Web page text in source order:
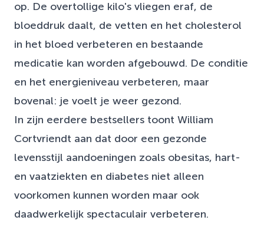
op. De overtollige kilo's vliegen eraf, de
bloeddruk daalt, de vetten en het cholesterol
in het bloed verbeteren en bestaande
medicatie kan worden afgebouwd. De conditie
en het energieniveau verbeteren, maar
bovenal: je voelt je weer gezond.
In zijn eerdere bestsellers toont William
Cortvriendt aan dat door een gezonde
levensstijl aandoeningen zoals obesitas, hart-
en vaatziekten en diabetes niet alleen
voorkomen kunnen worden maar ook
daadwerkelijk spectaculair verbeteren.